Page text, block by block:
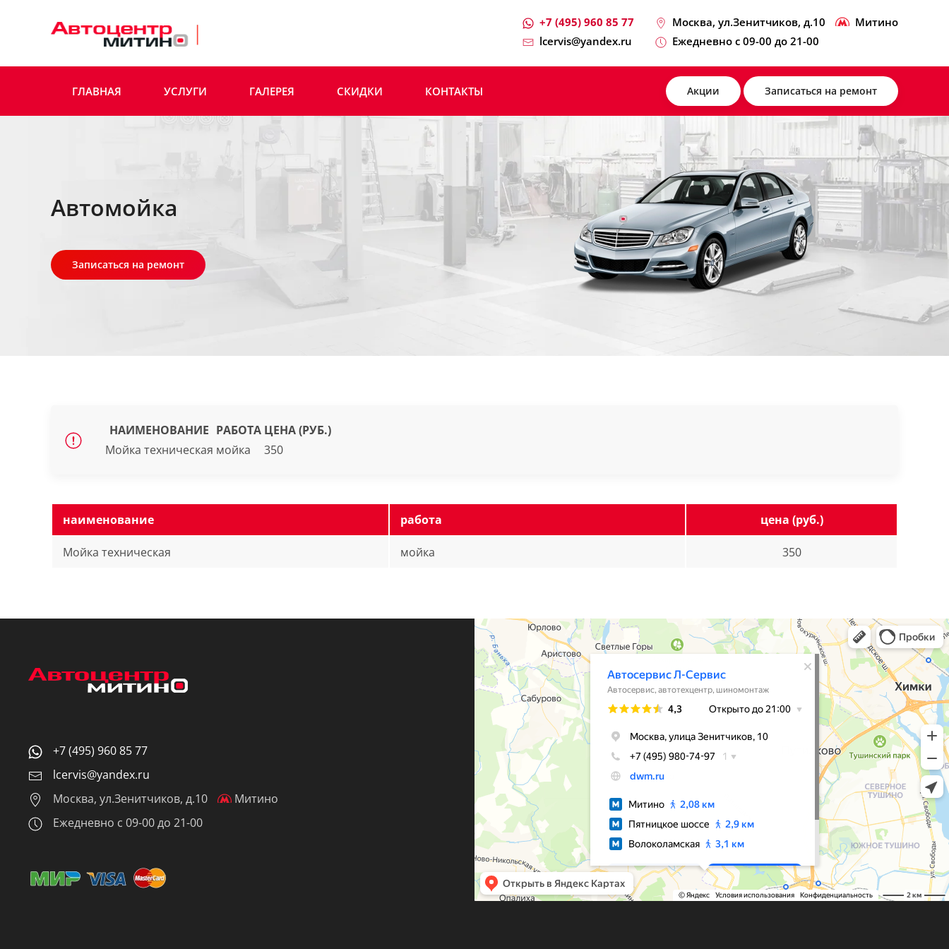
Skip to main content
+7 (495) 960 85 77
lcervis@yandex.ru
Москва, ул.Зенитчиков, д.10
Митино
Ежедневно с 09-00 до 21-00
ГЛАВНАЯ УСЛУГИ ГАЛЕРЕЯ СКИДКИ КОНТАКТЫ Акции Записаться на ремонт
Автомойка
Записаться на ремонт
НАИМЕНОВАНИЕ РАБОТА ЦЕНА (РУБ.)
Мойка техническая мойка 350
наименование работа цена (руб.)
Мойка техническая мойка 350
+7 (495) 960 85 77
lcervis@yandex.ru
Москва, ул.Зенитчиков, д.10
Митино
Ежедневно с 09-00 до 21-00
Автосервис Л-Сервис
Автосервис, автотехцентр в Красногорске
Кузовной ремонт в Красногорске